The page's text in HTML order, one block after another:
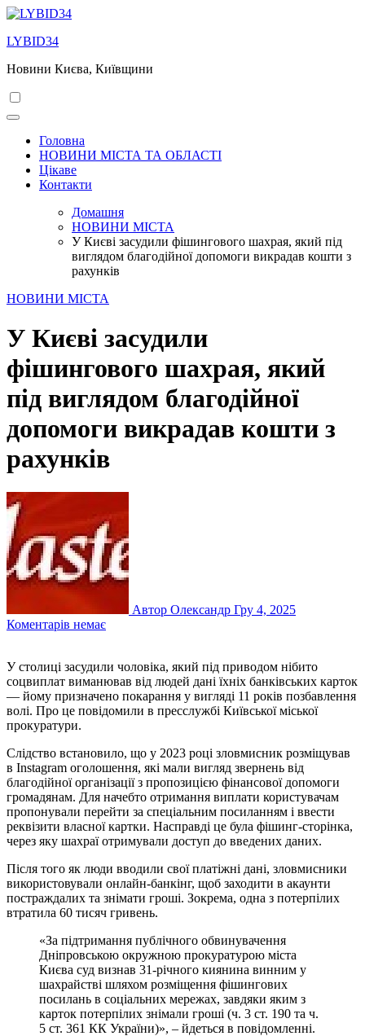
Перейти
вмісту
LYBID34
Новини Києва, Київщини
Головна
НОВИНИ МІСТА ТА ОБЛАСТІ
Цікаве
Контакти
Домашня
НОВИНИ МІСТА
У Києві засудили фішингового шахрая, який під
виглядом благодійної допомоги викрадав кошти з
рахунків
НОВИНИ МІСТА
У Києві засудили
фішингового шахрая, який
під виглядом благодійної
допомоги викрадав кошти з
рахунків
Автор Олександр Гру 4, 2025
Коментарів немає
У столиці засудили чоловіка, який під приводом нібито
соцвиплат виманював від людей дані їхніх банківських карток
— йому призначено покарання у вигляді 11 років позбавлення
волі. Про це повідомили в пресслужбі Київської міської
прокуратури.
Слідство встановило, що у 2023 році зловмисник розміщував
в Instagram оголошення, які мали вигляд звернень від
благодійної організації з пропозицією фінансової допомоги
громадянам. Для начебто отримання виплати користувачам
пропонували перейти за спеціальним посиланням і ввести
реквізити власної картки. Насправді це була фішинг-сторінка,
через яку шахраї отримували доступ до введених даних.
Після того як люди вводили свої платіжні дані, зловмисники
використовували онлайн-банкінг, щоб заходити в акаунти
постраждалих та знімати гроші. Зокрема, одна з потерпілих
втратила 60 тисяч гривень.
«За підтримання публічного обвинувачення
Дніпровською окружною прокуратурою міста
Києва суд визнав 31-річного киянина винним у
шахрайстві шляхом розміщення фішингових
посилань в соціальних мережах, завдяки яким з
карток потерпілих знімали гроші (ч. 3 ст. 190 та ч.
5 ст. 361 КК України)», – йдеться в повідомленні.